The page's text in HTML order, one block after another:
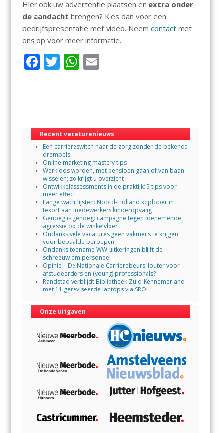
Hier ook uw advertentie plaatsen en extra onder
de aandacht brengen? Kies dan voor een
bedrijfspresentatie met video. Neem contactmet
ons op voor meer informatie.
F
o
o
k
T W
A
p
p
E
Recent vacaturenieuws
Een carrièreswitch naar de zorg zonder de bekende
drempels
Online marketing mastery tips
Werkloos worden, met pensioen gaan of van baan
wisselen: zo krijgt u overzicht
Ontwikkelassessments in de praktijk: 5 tips voor
meer effect
Lange wachtlijsten: Noord-Holland koploper in
tekort aan medewerkers kinderopvang
Genoeg is genoeg: campagne tegen toenemende
agressie op de winkelvloer
Ondanks vele vacatures geen vakmens te krijgen
voor bepaalde beroepen
Ondanks toename WW-uitkeringen blijft de
schreeuw om personeel
Opinie – De Nationale Carrièrebeurs: louter voor
afstudeerders en (young) professionals?
Randstad verblijdt Bibliotheek Zuid-Kennemerland
met 11 gereviseerde laptops via SROI
Onze uitgaven